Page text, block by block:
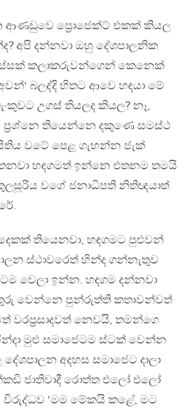
ආණඩුවෙ ප්‍රොජෙක්ට් එකක් කියල
අපි දන්නවා ඔහු දේශපාලනික
කලාකරුවන්ගෙන් කෙනෙක්
බලද්දි හිතට ආවෙ හඳයා මේ
උගස් තියලද කියල? නෑ,
ප්‍රශ්නෙ තියෙන්නෙ දකුණෙ සමස්ථ
වටේ පෙළ ගැහන්න ජැක්
හඳගමත් ඉන්නෙ එතනම තමයි
වගේ ජනාධිපති නිතිඥයාත්
තියෙනවා, හඳගමට පුළුවන්
ස්ථාවරෙත් හින්ද ගන්නැතුව
වෙලා ඉන්න. හඳගම දන්නවා
වෙන්නෙ පුන්රුත්ති කතාවන්වත්
වරප්‍රසාදවත් නෙවයි, තමන්ගෙ
මුළු සමාජෙටම ස්ටක් වෙන්න
අදහස සමාජෙට දාලා
ජාතිවාදී රොත්ත එලෝ එලෝ
විරුද්ධව ‘මම මේකයි කළේ, මට